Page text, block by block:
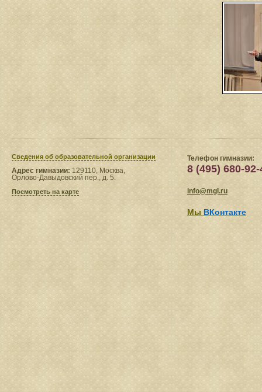
Сведения​ об образовательной организации
Адрес гимназии: 129110, Москва,
Орлово-Давыдовский пер., д. 5.
Посмотреть на карте
Телефон гимназии:
8 (495) 680-92-
info@mgl.ru
Мы ВКонтакте